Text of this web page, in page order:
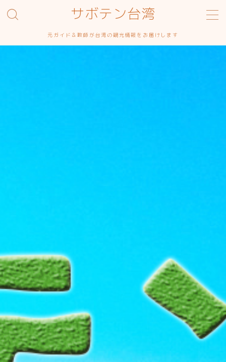
サボテン台湾
元ガイド＆教師が台湾の観光情報をお届けします
お問い合わせ